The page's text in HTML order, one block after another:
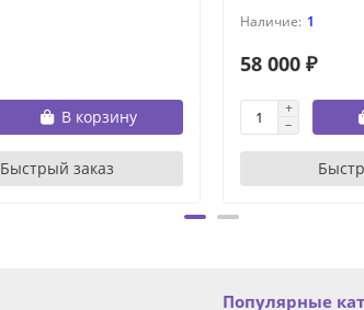
В корзину
Быстрый заказ
1
58 000 ₽
Популярные